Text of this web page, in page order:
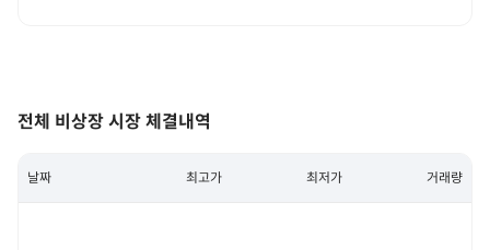
전체 비상장 시장 체결내역
날짜 최고가 최저가 거래량